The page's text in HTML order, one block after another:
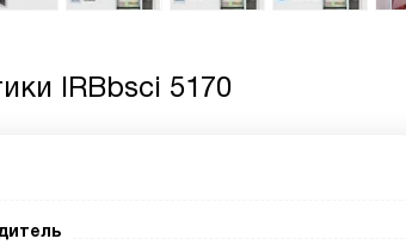
IRBbsci 5170